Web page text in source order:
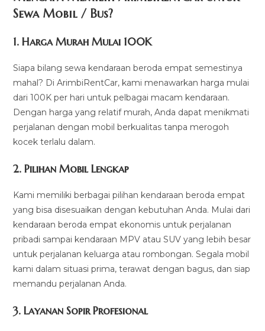
Sewa Mobil / Bus?
1.Harga Murah Mulai 100K
Siapa bilang sewa kendaraan beroda empat semestinya
mahal? Di ArimbiRentCar, kami menawarkan harga mulai
dari 100K per hari untuk pelbagai macam kendaraan.
Dengan harga yang relatif murah, Anda dapat menikmati
perjalanan dengan mobil berkualitas tanpa merogoh
kocek terlalu dalam.
2. Pilihan Mobil Lengkap
Kami memiliki berbagai pilihan kendaraan beroda empat
yang bisa disesuaikan dengan kebutuhan Anda. Mulai dari
kendaraan beroda empat ekonomis untuk perjalanan
pribadi sampai kendaraan MPV atau SUV yang lebih besar
untuk perjalanan keluarga atau rombongan. Segala mobil
kami dalam situasi prima, terawat dengan bagus, dan siap
memandu perjalanan Anda.
3.Layanan Sopir Profesional